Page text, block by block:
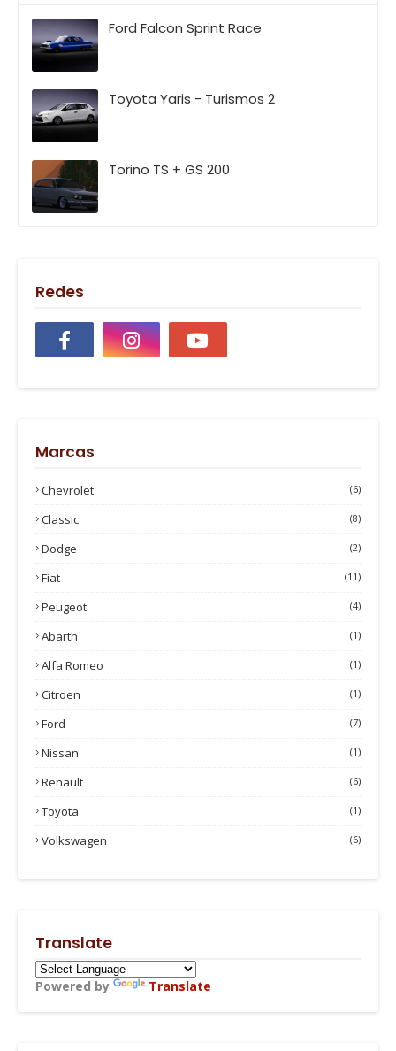
Ford Falcon Sprint Race
Toyota Yaris - Turismos 2
Torino TS + GS 200
Redes
Marcas
Chevrolet (6)
Classic (8)
Dodge (2)
Fiat (11)
Peugeot (4)
Abarth (1)
Alfa Romeo (1)
Citroen (1)
Ford (7)
Nissan (1)
Renault (6)
Toyota (1)
Volkswagen (6)
Translate
Powered by Translate